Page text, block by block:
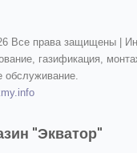
Все права защищены |
газификация,
обслуживание.
"Экватор"